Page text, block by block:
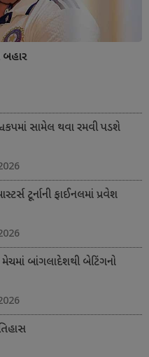
બહાર
સામેલ થવા રમવી પડશે
ટૂર્નાની ફાઈનલમાં પ્રવેશ
બાંગલાદેશથી બેટિંગનો